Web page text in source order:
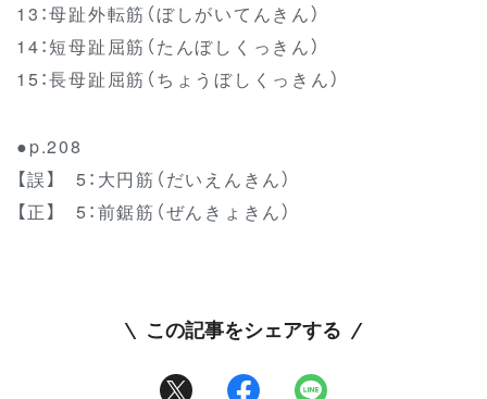
13：母趾外転筋（ぼしがいてんきん）
14：短母趾屈筋（たんぼしくっきん）
15：長母趾屈筋（ちょうぼしくっきん）
●p.208
【誤】 5：大円筋（だいえんきん）
【正】 5：前鋸筋（ぜんきょきん）
この記事をシェアする